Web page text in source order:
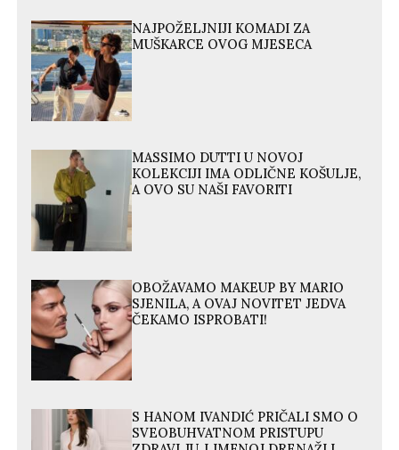
NAJPOŽELJNIJI KOMADI ZA
MUŠKARCE OVOG MJESECA
MASSIMO DUTTI U NOVOJ
KOLEKCIJI IMA ODLIČNE KOŠULJE,
A OVO SU NAŠI FAVORITI
OBOŽAVAMO MAKEUP BY MARIO
SJENILA, A OVAJ NOVITET JEDVA
ČEKAMO ISPROBATI!
S HANOM IVANDIĆ PRIČALI SMO O
SVEOBUHVATNOM PRISTUPU